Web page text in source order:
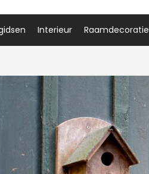
Interieur Raamdecoratie